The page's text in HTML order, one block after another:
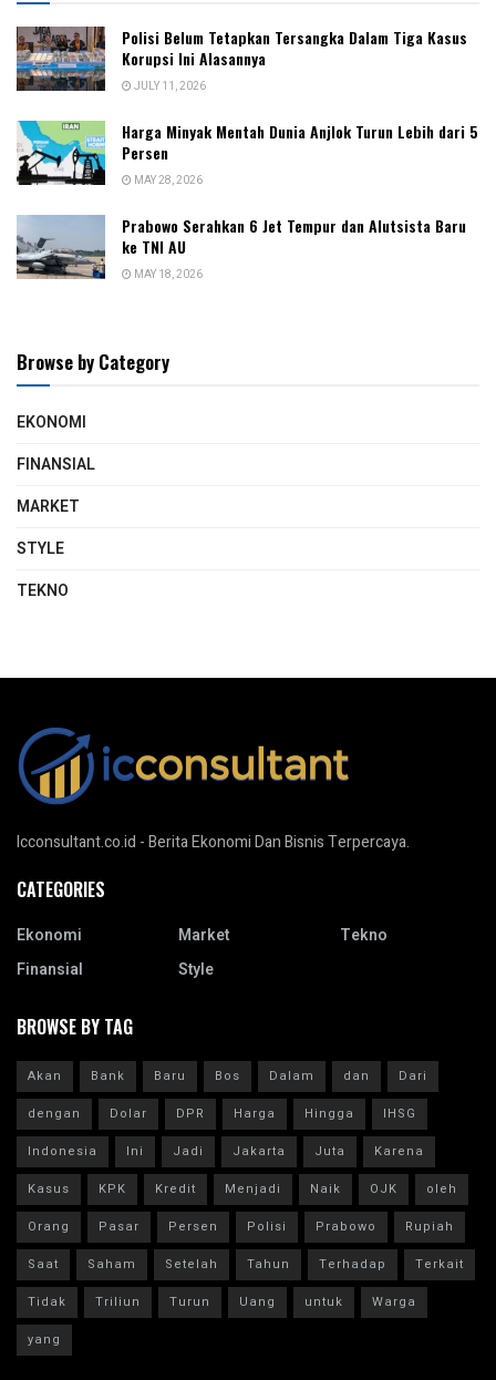
Polisi Belum Tetapkan Tersangka Dalam Tiga Kasus
Korupsi Ini Alasannya
JULY 11, 2026
Harga Minyak Mentah Dunia Anjlok Turun Lebih dari 5
Persen
MAY 28, 2026
Prabowo Serahkan 6 Jet Tempur dan Alutsista Baru
ke TNI AU
MAY 18, 2026
Browse by Category
EKONOMI
FINANSIAL
MARKET
STYLE
TEKNO
Icconsultant.co.id - Berita Ekonomi Dan Bisnis Terpercaya.
CATEGORIES
Ekonomi
Finansial
Market
Style
Tekno
BROWSE BY TAG
Akan Bank Baru Bos Dalam dan
Dari
dengan
Dolar DPR Harga Hingga
IHSG
Indonesia
Ini Jadi Jakarta Juta
Karena
Kasus
KPK Kredit Menjadi Naik OJK
oleh
Orang
Pasar Persen Polisi Prabowo
Rupiah
Saat
Saham Setelah Tahun Terhadap
Terkait
Tidak
Triliun Turun Uang untuk
Warga
yang